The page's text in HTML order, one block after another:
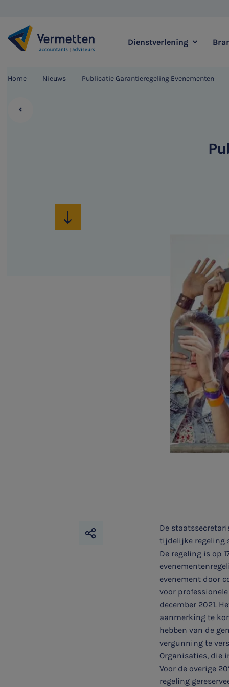
|
Dienstverlening
Meest gezochte thema's
Bekijk alle diensten

Home Nieuws Publicatie Garantieregeling Evenementen
De
tijdelijke regeling
De regeling is op
evenement door
voor
december 2021.
aanmerking te
hebben van de
vergunning te
Organisaties, die
Voor de overige
regeling